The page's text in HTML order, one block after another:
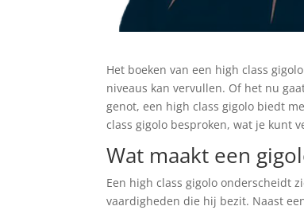
Het boeken van een high class
niveaus kan vervullen. Of het nu
genot, een high class gigolo biedt
class gigolo besproken, wat je kunt
Wat maakt een
Een high class gigolo onderscheidt
vaardigheden die hij bezit. Naast